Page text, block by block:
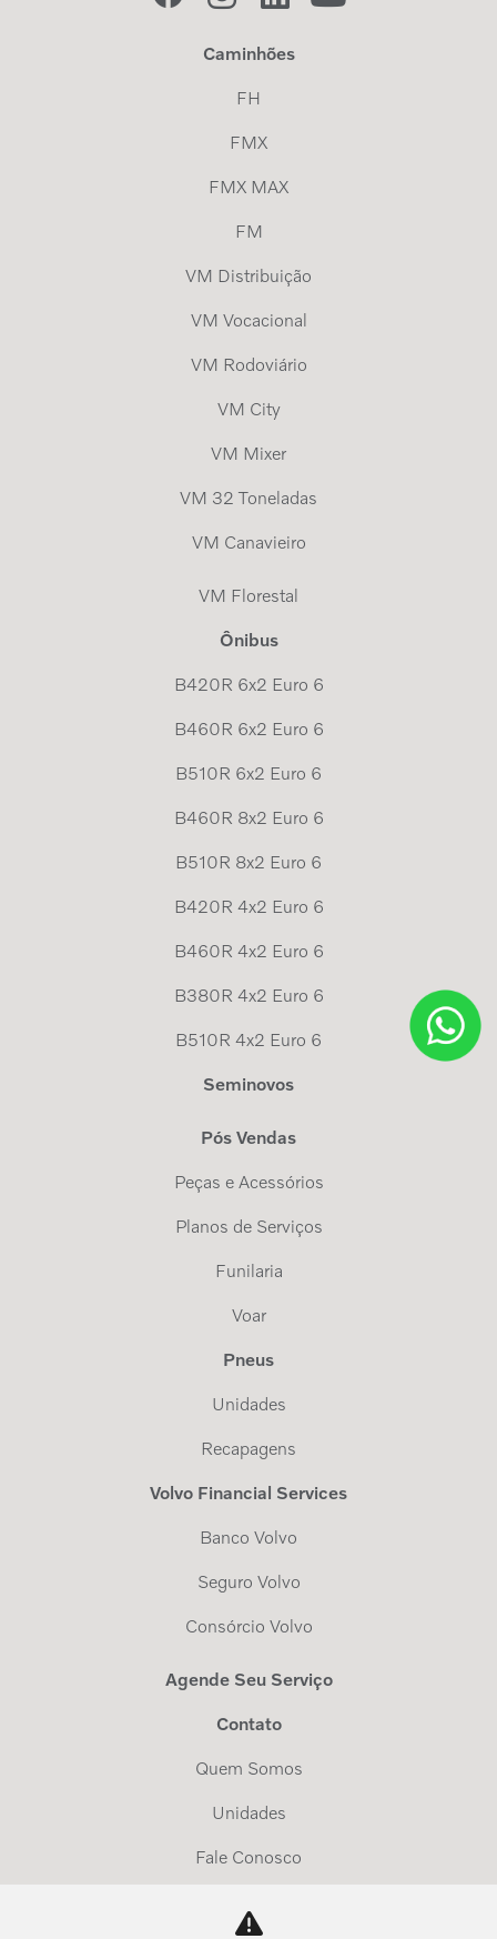
Caminhões
FH
FMX
FMX MAX
FM
VM Distribuição
VM Vocacional
VM Rodoviário
VM City
VM Mixer
VM 32 Toneladas
VM Canavieiro
VM Florestal
Ônibus
B420R 6x2 Euro 6
B460R 6x2 Euro 6
B510R 6x2 Euro 6
B460R 8x2 Euro 6
B510R 8x2 Euro 6
B420R 4x2 Euro 6
B460R 4x2 Euro 6
B380R 4x2 Euro 6
B510R 4x2 Euro 6
Seminovos
Pós Vendas
Peças e Acessórios
Planos de Serviços
Funilaria
Voar
Pneus
Unidades
Recapagens
Volvo Financial Services
Banco Volvo
Seguro Volvo
Consórcio Volvo
Agende Seu Serviço
Contato
Quem Somos
Unidades
Fale Conosco